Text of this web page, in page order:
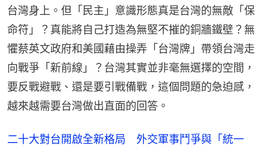
台灣身上。但「民主」意識形態真是台灣的無敵「保
命符」？真能將自己打造為無堅不摧的銅牆鐵壁？無
懼蔡英文政府和美國藉由操弄「台灣牌」帶領台灣走
向戰爭「新前線」？台灣其實並非毫無選擇的空間，
要反戰避戰、還是要引戰備戰，這個問題的急迫感，
越來越需要台灣做出直面的回答。
二十大對台開啟全新格局 外交軍事鬥爭與「統一